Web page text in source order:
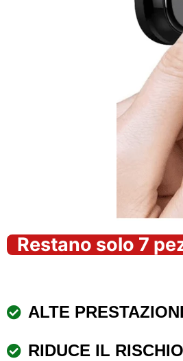
Restano solo 7
ALTE PRESTAZIONI
RIDUCE IL RISCHIO